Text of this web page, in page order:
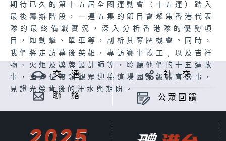
期待已久的第十五屆全國運動會（十五運）踏入
最後籌辦階段，一連五集的節目會聚焦香港代表
隊的最終備戰實況，深入分析香港隊的優勢項
目，如劍擊、單車等，剖析其奪牌機會。同時，
我們將走訪幕後英雄，專訪賽事義工﹐以及吉祥
物、火炬及獎牌設計師等，聆聽他們的十五運故
事，全方位帶領觀眾迎接這場國家級體育盛事，
見證光榮背後的汗水與期盼。
交 通 社 交
聯 絡 公眾回饋